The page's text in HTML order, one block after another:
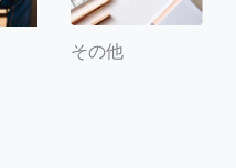
その他